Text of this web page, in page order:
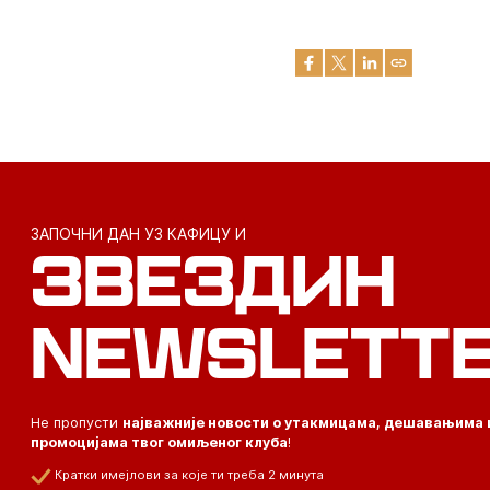
ЗАПОЧНИ ДАН УЗ КАФИЦУ И
ЗВЕЗДИН
Не пропусти најважније новости о утакмицама, дешавањима
промоцијама твог омиљеног клуба!
Кратки имејлови за које ти треба 2 минута